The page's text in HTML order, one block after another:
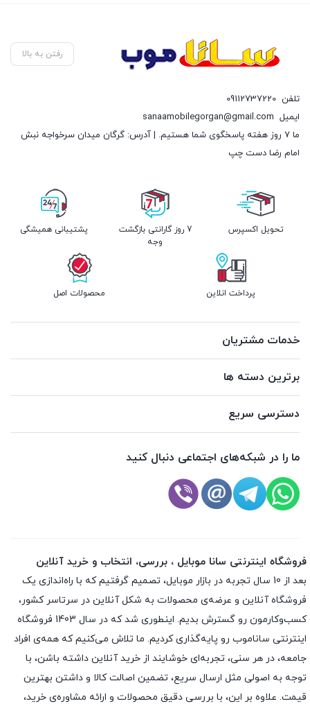
رفتن به بالا
تلفن 09112737220
ایمیل sanaamobilegorgan@gmail.com
ما 7 روز هفته پاسخگوی شما هستیم. | آدرس: گرگان میدان سرخواجه نبش
امام رضا دست چپ
تحویل اکسپرس
7 روز گارانتی بازگشت
وجه
پشتیبانی همیشگی
پرداخت انلاین محصولات اصل
خدمات مشتریان
برترین دسته ها
دسترسی سریع
ما را در شبکه‌های اجتماعی دنبال کنید
فروشگاه اینترنتی سانا موبایل ، بررسی، انتخاب و خرید آنلاین
بعد از 10 سال تجربه در بازار موبایل، تصمیم گرفتیم که با راه‌اندازی یک
فروشگاه آنلاین و عرضه‌ی محصولات به شکل آنلاین در سرتاسر کشور،
کسب‌وکارمون رو گسترش بدیم. اینطوری شد که در سال 1403 فروشگاه
اینترنتی ساناموب رو پایه‌گذاری کردیم. ما تلاش می‌کنیم که همه‌ی افراد
جامعه، در هر سنی، تجربه‌ای خوشایند از خرید آنلاین داشته باشن، با
توجه به اصولی مثل ارسال سریع، تضمین اصالت کالا و داشتن بهترین
قیمت. علاوه بر این، با بررسی دقیق محصولات و ارائه مشاوره‌ی خرید،